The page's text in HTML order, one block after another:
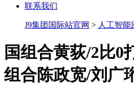
联系我们
J9集团国际站官网 > 人工智能
国组合黄荻/2比0
组合陈政宽/刘广